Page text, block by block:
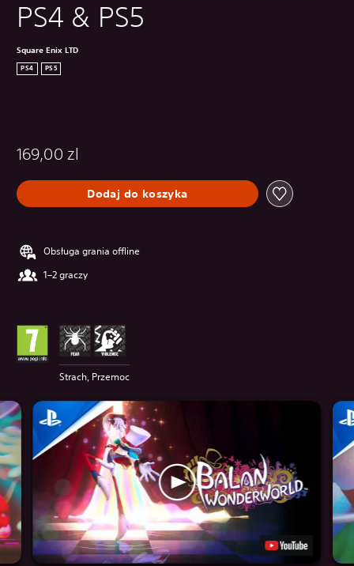
PS4 & PS5
Square Enix LTD
PS4 PS5
169,00 zl
Dodaj do koszyka
Obsługa grania offline
1–2 graczy
Strach, Przemoc